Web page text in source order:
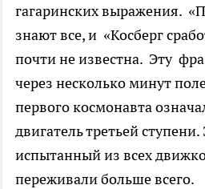
гагаринских выражения.
знают все, и «Косберг
почти не известна. Эту
через несколько минут
первого космонавта
двигатель третьей
испытанный из всех
переживали больше всего.